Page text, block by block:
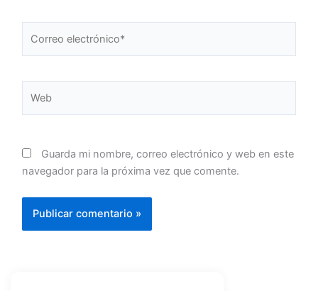
electrónico*
Guarda mi nombre, correo electrónico y web en este
navegador para la próxima vez que comente.